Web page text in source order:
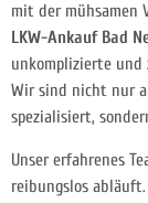
mit der mühsamen
LKW-Ankauf Bad
unkomplizierte und
Wir sind nicht nur
spezialisiert,
Unser erfahrenes
reibungslos